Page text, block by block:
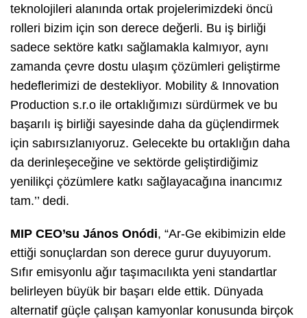
teknolojileri alanında ortak projelerimizdeki öncü
rolleri bizim için son derece değerli. Bu iş birliği
sadece sektöre katkı sağlamakla kalmıyor, aynı
zamanda çevre dostu ulaşım çözümleri geliştirme
hedeflerimizi de destekliyor. Mobility & Innovation
Production s.r.o ile ortaklığımızı sürdürmek ve bu
başarılı iş birliği sayesinde daha da güçlendirmek
için sabırsızlanıyoruz. Gelecekte bu ortaklığın daha
da derinleşeceğine ve sektörde geliştirdiğimiz
yenilikçi çözümlere katkı sağlayacağına inancımız
tam.’’ dedi.
MIP CEO’su János Onódi, “Ar-Ge ekibimizin elde
ettiği sonuçlardan son derece gurur duyuyorum.
Sıfır emisyonlu ağır taşımacılıkta yeni standartlar
belirleyen büyük bir başarı elde ettik. Dünyada
alternatif güçle çalışan kamyonlar konusunda birçok